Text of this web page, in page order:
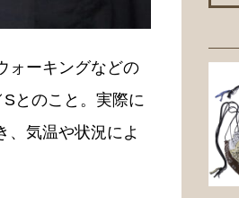
ォーキングなどの
とのこと。実際に
、気温や状況によ